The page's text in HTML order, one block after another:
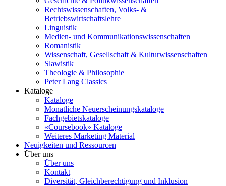
Rechtswissenschaften, Volks- &
Betriebswirtschaftslehre
Linguistik
Medien- und Kommunikationswissenschaften
Romanistik
Wissenschaft, Gesellschaft & Kulturwissenschaften
Slawistik
Theologie & Philosophie
Peter Lang Classics
Kataloge
Kataloge
Monatliche Neuerscheinungskataloge
Fachgebietskataloge
«Coursebook» Kataloge
Weiteres Marketing Material
Neuigkeiten und Ressourcen
Über uns
Über uns
Kontakt
Diversität, Gleichberechtigung und Inklusion